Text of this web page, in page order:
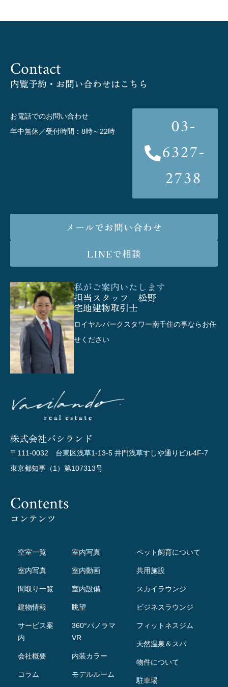
Contact
内覧予約・お問い合わせはこちら
お電話でのお問い合わせ
年中無休／受付時間：8時～22時
03-
6327-
2738
メールでお問い合わせ
LINEで相談
私がご案内いたします
担当スタッフ 松野
宅地建物取引士
ロイヤルパークスタワー南千住の事ならお任
せください
株式会社バシランド
〒111-0032 台東区浅草1-13-5 井門浅草すしや通りビル4F-7
東京都知事（1）第107313号
Contents
コンテンツ
空室一覧
室内写真
間取り一覧
建物情報
サービス案
内
会社概要
コラム
室内写真
室内動画
室内設備
眺望
360°パノラマ
VR
内装カラー
モデルルーム
ペット飼育について
共用施設
スカイラウンジ
ビジネスラウンジ
フィットネスジム
天然温泉＆スパ
物件について
駐車場